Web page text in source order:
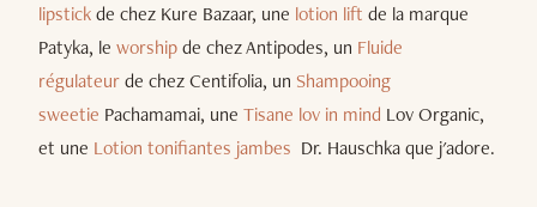
lipstickde chez Kure Bazaar, une lotion lift de la marque
Patyka, le worshipde chez Antipodes, un Fluide
régulateurde chez Centifolia, un Shampooing
sweetie Pachamamai, une Tisane lov in mind Lov Organic,
et une Lotion tonifiantes jambes Dr. Hauschka que j'adore.